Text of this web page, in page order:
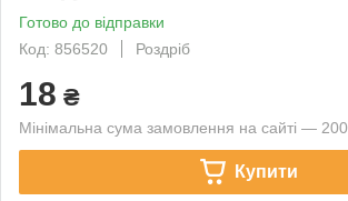
Готово до відправки
Код: 856520
Роздріб
18 ₴
Мінімальна сума замовлення на сайті —
Купити